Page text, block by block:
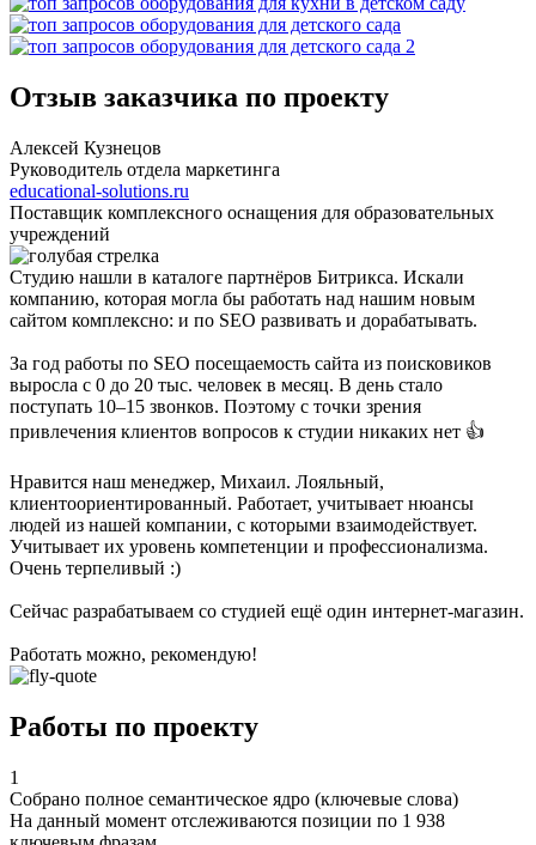
Отзыв заказчика по проекту
Алексей Кузнецов
Руководитель отдела маркетинга
educational-solutions.ru
Поставщик комплексного оснащения для образовательных
учреждений
Студию нашли в каталоге партнёров Битрикса. Искали
компанию, которая могла бы работать над нашим новым
сайтом комплексно: и по SEO развивать и дорабатывать.
За год работы по SEO посещаемость сайта из поисковиков
выросла с 0 до 20 тыс. человек в месяц. В день стало
поступать 10–15 звонков. Поэтому с точки зрения
привлечения клиентов вопросов к студии никаких нет 👍
Нравится наш менеджер, Михаил. Лояльный,
клиентоориентированный. Работает, учитывает нюансы
людей из нашей компании, с которыми взаимодействует.
Учитывает их уровень компетенции и профессионализма.
Очень терпеливый :)
Сейчас разрабатываем со студией ещё один интернет-магазин.
Работать можно, рекомендую!
Работы по проекту
1
Собрано полное семантическое ядро (ключевые слова)
На данный момент отслеживаются позиции по 1 938